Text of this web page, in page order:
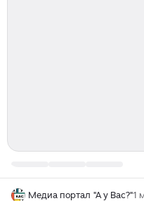
Медиа портал "А у Вас?"1